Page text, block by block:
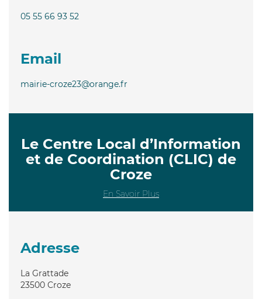
05 55 66 93 52
Email
mairie-croze23@orange.fr
Le Centre Local d’Information
et de Coordination (CLIC) de
Croze
En Savoir Plus
Adresse
La Grattade
23500 Croze